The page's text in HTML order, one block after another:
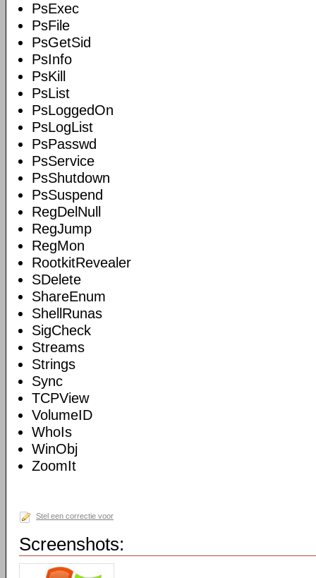
PsExec
PsFile
PsGetSid
PsInfo
PsKill
PsList
PsLoggedOn
PsLogList
PsPasswd
PsService
PsShutdown
PsSuspend
RegDelNull
RegJump
RegMon
RootkitRevealer
SDelete
ShareEnum
ShellRunas
SigCheck
Streams
Strings
Sync
TCPView
VolumeID
WhoIs
WinObj
ZoomIt
Stel een correctie voor
Screenshots: